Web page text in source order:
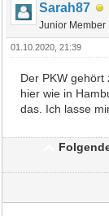
Sarah87
Junior Member
01.10.2020, 21:39
Der PKW
hier wie in
das. Ich lasse